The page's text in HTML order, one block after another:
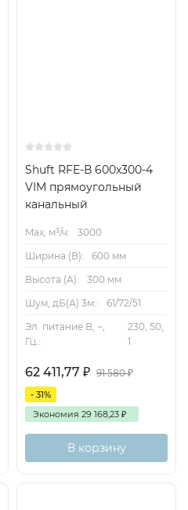
Shuft RFE-В 600x300-4
VIM прямоугольный
канальный
Max, м³/ч:
3000
Ширина (B):
600 мм
Высота (А):
300 мм
Шум, дБ(А) 3м::
61/72/51
Эл. питание В, ~,
Гц.:
230, 50,
1
62 411,77 ₽ 91 580₽
- 31%
Экономия 29 168,23 ₽
В корзину